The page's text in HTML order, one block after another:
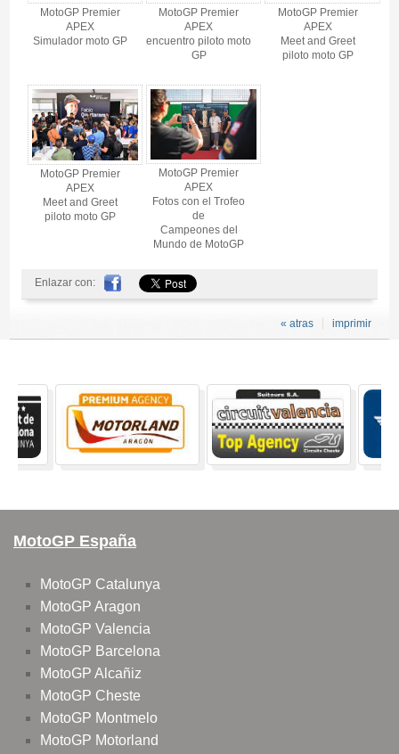
MotoGP Premier
APEX
Simulador moto GP
MotoGP Premier
APEX
encuentro piloto moto
GP
MotoGP Premier
APEX
Meet and Greet
piloto moto GP
MotoGP Premier
APEX
Meet and Greet
piloto moto GP
MotoGP Premier
APEX
Fotos con el Trofeo
de
Campeones del
Mundo de MotoGP
Enlazar con:
imprimir
« atras
MotoGP España
MotoGP Catalunya
MotoGP Aragon
MotoGP Valencia
MotoGP Barcelona
MotoGP Alcañiz
MotoGP Cheste
MotoGP Montmelo
MotoGP Motorland